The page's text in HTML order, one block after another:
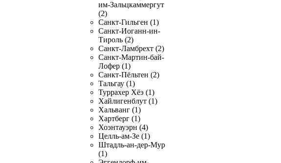
им-Зальцкаммергут
(2)
Санкт-Гильген (1)
Санкт-Иоганн-ин-
Тироль (2)
Санкт-Ламбрехт (2)
Санкт-Мартин-бай-
Лофер (1)
Санкт-Пёльтен (2)
Тальгау (1)
Туррахер Хёэ (1)
Хайлигенблут (1)
Хальванг (1)
Хартберг (1)
Хоэнтауэрн (4)
Целль-ам-Зе (1)
Штадль-ан-дер-Мур
(1)